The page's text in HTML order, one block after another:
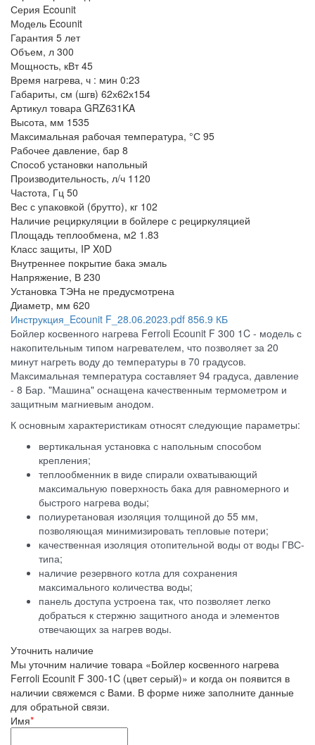
Серия Ecounit
Модель Ecounit
Гарантия 5 лет
Объем, л 300
Мощность, кВт 45
Время нагрева, ч : мин 0:23
Габариты, см (шгв) 62х62х154
Артикул товара GRZ631KA
Высота, мм 1535
Максимальная рабочая температура, °С 95
Рабочее давление, бар 8
Способ установки напольный
Производительность, л/ч 1120
Частота, Гц 50
Вес с упаковкой (брутто), кг 102
Наличие рециркуляции в бойлере с рециркуляцией
Площадь теплообмена, м2 1.83
Класс защиты, IP X0D
Внутреннее покрытие бака эмаль
Напряжение, В 230
Установка ТЭНа не предусмотрена
Диаметр, мм 620
Инструкция_Ecounit F_28.06.2023.pdf 856.9 КБ
Бойлер косвенного нагрева Ferroli Ecounit F 300 1C - модель с
накопительным типом нагревателем, что позволяет за 20
минут нагреть воду до температуры в 70 градусов.
Максимальная температура составляет 94 градуса, давление
- 8 Бар. "Машина" оснащена качественным термометром и
защитным магниевым анодом.
К основным характеристикам относят следующие параметры:
вертикальная установка с напольным способом
крепления;
теплообменник в виде спирали охватывающий
максимальную поверхность бака для равномерного и
быстрого нагрева воды;
полиуретановая изоляция толщиной до 55 мм,
позволяющая минимизировать тепловые потери;
качественная изоляция отопительной воды от воды ГВС-
типа;
наличие резервного котла для сохранения
максимального количества воды;
панель доступа устроена так, что позволяет легко
добраться к стержню защитного анода и элементов
отвечающих за нагрев воды.
Уточнить наличие
Мы уточним наличие товара «Бойлер косвенного нагрева
Ferroli Ecounit F 300-1C (цвет серый)» и когда он появится в
наличии свяжемся с Вами. В форме ниже заполните данные
для обратьной связи.
Имя*